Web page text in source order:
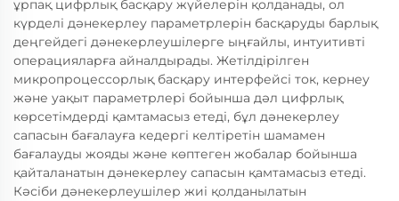
ұрпақ цифрлық басқару жүйелерін қолданады, ол
күрделі дәнекерлеу параметрлерін басқаруды барлық
деңгейдегі дәнекерлеушілерге ыңғайлы, интуитивті
операцияларға айналдырады. Жетілдірілген
микропроцессорлық басқару интерфейсі ток, кернеу
және уақыт параметрлері бойынша дәл цифрлық
көрсетімдерді қамтамасыз етеді, бұл дәнекерлеу
сапасын бағалауға кедергі келтіретін шамамен
бағалауды жояды және көптеген жобалар бойынша
қайталанатын дәнекерлеу сапасын қамтамасыз етеді.
Кәсіби дәнекерлеушілер жиі қолданылатын